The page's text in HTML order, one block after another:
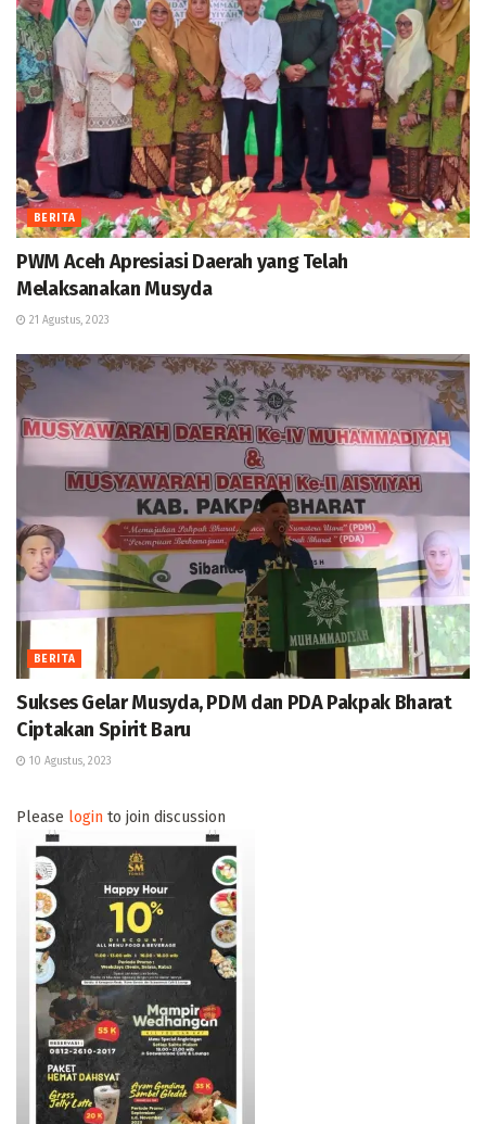
BERITA
PWM Aceh Apresiasi Daerah yang Telah
Melaksanakan Musyda
21 Agustus, 2023
BERITA
Sukses Gelar Musyda, PDM dan PDA Pakpak Bharat
Ciptakan Spirit Baru
10 Agustus, 2023
Please login to join discussion